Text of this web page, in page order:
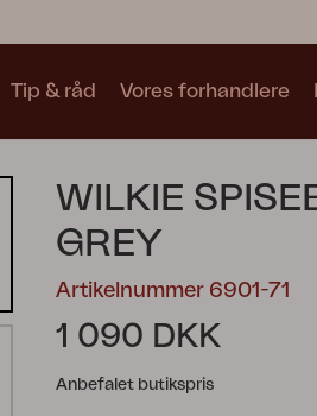
Trolly
Tip & råd Vores forhandlere
WILKIE
GREY
Artikelnummer 6901-71
1 090 DKK
Anbefalet butikspris